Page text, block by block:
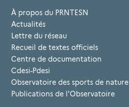
À propos du PRNTESN
Actualités
Lettre du réseau
Recueil de textes officiels
Centre de documentation
Cdesi-Pdesi
Observatoire des sports de nature
Publications de l'Observatoire